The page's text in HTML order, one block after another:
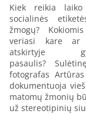
Kiek reikia
socialinės
žmogų?
veriasi kare ar
atskirtyje
pasaulis?
fotografas
dokumentuoja
matomų žmonių
už stereotipinių